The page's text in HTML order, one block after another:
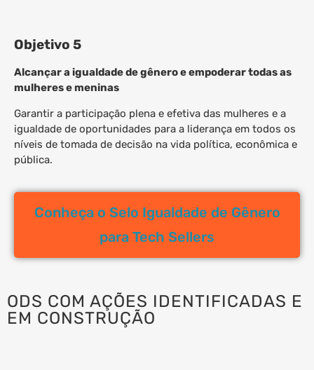
Objetivo 5
Alcançar a igualdade de gênero e empoderar todas as
mulheres e meninas
Garantir a participação plena e efetiva das mulheres e a
igualdade de oportunidades para a liderança em todos os
níveis de tomada de decisão na vida política, econômica e
pública.
Conheça o Selo Igualdade de Gênero
para Tech Sellers
ODS COM AÇÕES IDENTIFICADAS E
EM CONSTRUÇÃO